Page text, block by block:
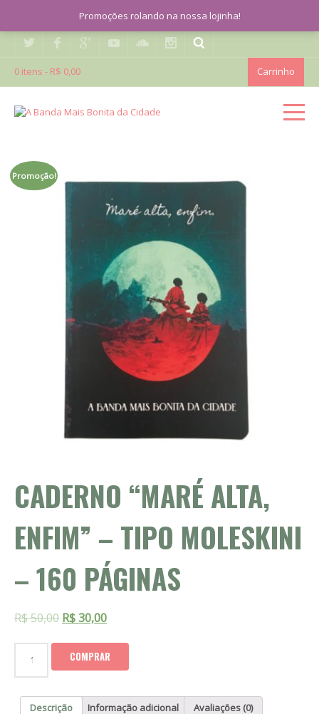
0 itens - R$ 0,00 Carrinho
Promoção!
CADERNO “MARÉ ALTA,
ENFIM” – TIPO MOLESKINI
– 160 PÁGINAS
R$ 50,00 R$ 30,00
COMPRAR
Descrição Informação adicional Avaliações (0)
Promoções rolando na nossa lojinha!